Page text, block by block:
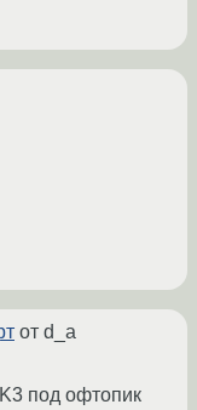
от d_a
под офтопик